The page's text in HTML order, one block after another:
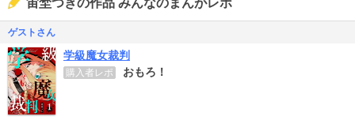
宙埜つきの作品 みんなのまんがレポ
ゲストさん
学級魔女裁判
購入者レポ おもろ！